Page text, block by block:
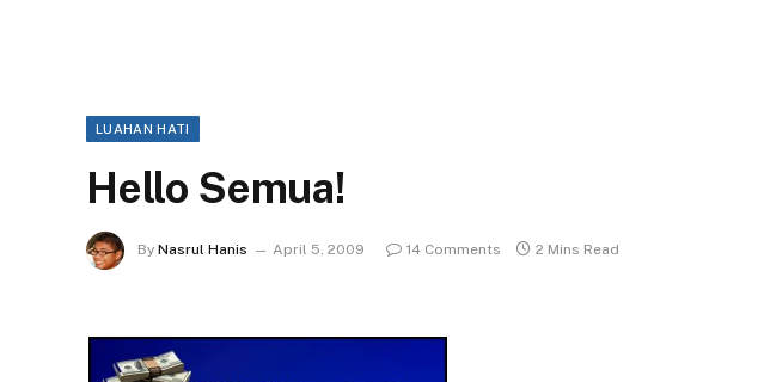
LUAHAN HATI
Hello Semua!
By Nasrul Hanis April 5, 2009 14 Comments 2 Mins Read